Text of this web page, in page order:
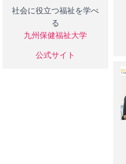
社会に役立つ福祉を学べ
る
九州保健福祉大学
公式サイト